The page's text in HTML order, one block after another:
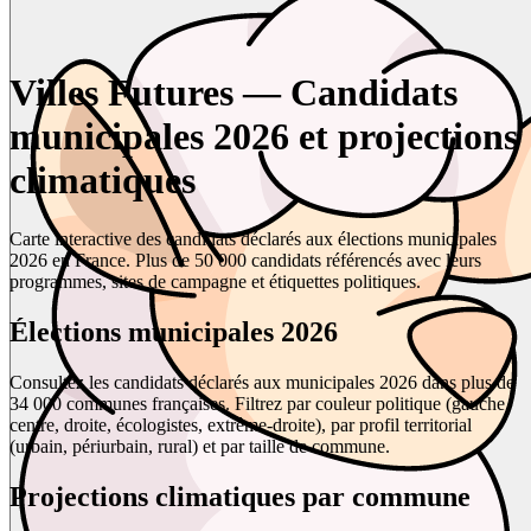
Villes Futures — Candidats
municipales 2026 et projections
climatiques
Carte interactive des candidats déclarés aux élections municipales
2026 en France. Plus de 50 000 candidats référencés avec leurs
programmes, sites de campagne et étiquettes politiques.
Élections municipales 2026
Consultez les candidats déclarés aux municipales 2026 dans plus de
34 000 communes françaises. Filtrez par couleur politique (gauche,
centre, droite, écologistes, extrême-droite), par profil territorial
(urbain, périurbain, rural) et par taille de commune.
Projections climatiques par commune